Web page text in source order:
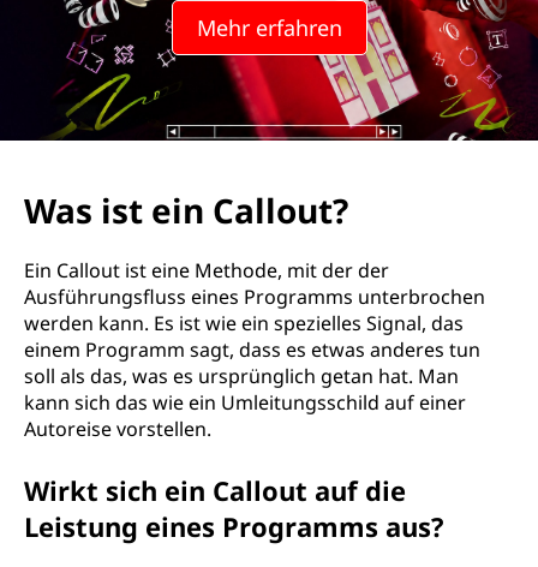
?
Mehr erfahren
Was ist ein Callout?
Ein Callout ist eine Methode, mit der der
Ausführungsfluss eines Programms unterbrochen
werden kann. Es ist wie ein spezielles Signal, das
einem Programm sagt, dass es etwas anderes tun
soll als das, was es ursprünglich getan hat. Man
kann sich das wie ein Umleitungsschild auf einer
Autoreise vorstellen.
Wirkt sich ein Callout auf die
Leistung eines Programms aus?